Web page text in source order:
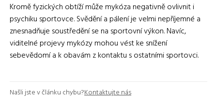
Kromě fyzických obtíží může mykóza negativně ovlivnit i
psychiku sportovce. Svědění a pálení je velmi nepříjemné a
znesnadňuje soustředění se na sportovní výkon. Navíc,
viditelné projevy mykózy mohou vést ke snížení
sebevědomí a k obavám z kontaktu s ostatními sportovci.
Našli jste v článku chybu?Kontaktujte nás